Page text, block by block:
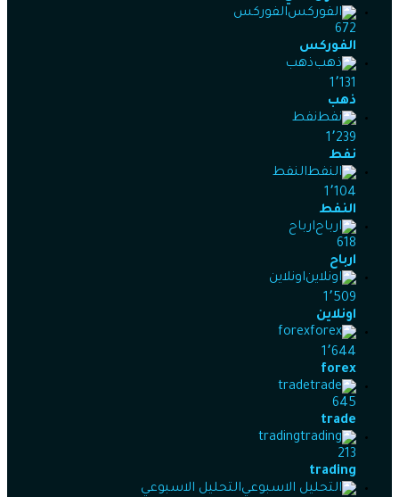
الفوركس
672
الفوركس
ذهب
1٬131
ذهب
نفط
1٬239
نفط
النفط
1٬104
النفط
ارباح
618
ارباح
اونلاين
1٬509
اونلاين
forex
1٬644
forex
trade
645
trade
trading
213
trading
التحليل الاسبوعي